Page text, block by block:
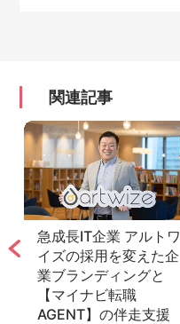
関連記事
急成長IT企業 アルトワ
イズの採用を変えた企
業ブランディングと
【マイナビ転職
AGENT】の伴走支援